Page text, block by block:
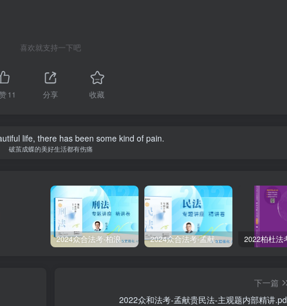
喜欢就支持一下吧
11 分享 收藏
life, there has been some kind of pain.
破茧成蝶的美好生活都有伤痛
2024众合法考-柏浪涛刑法-精讲卷pdf电子版（附视频1-76全） 2024众合法考-孟献贵民法-精讲卷.pdf
下一篇
2022众和法考-孟献贵民法-主观题内部精讲